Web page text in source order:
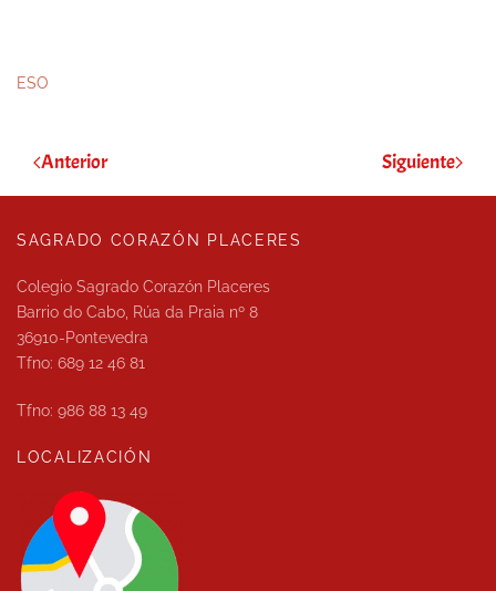
ESO
Anterior Siguiente
SAGRADO CORAZÓN PLACERES
Colegio Sagrado Corazón Placeres
Barrio do Cabo, Rúa da Praia nº 8
36910-Pontevedra
Tfno: 689 12 46 81
Tfno: 986 88 13 49
LOCALIZACIÓN